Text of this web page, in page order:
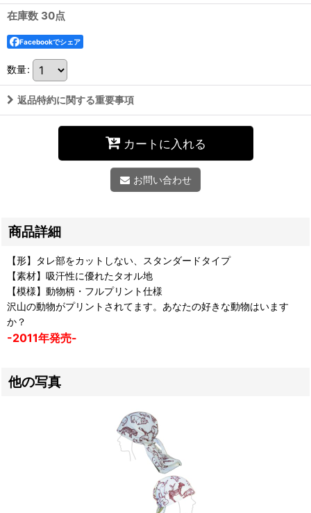
在庫数 30点
Facebookでシェア
数量:
返品特約に関する重要事項
カートに入れる
お問い合わせ
商品詳細
【形】タレ部をカットしない、スタンダードタイプ
【素材】吸汗性に優れたタオル地
【模様】動物柄・フルプリント仕様
沢山の動物がプリントされてます。あなたの好きな動物はいます
か？
-2011年発売-
他の写真